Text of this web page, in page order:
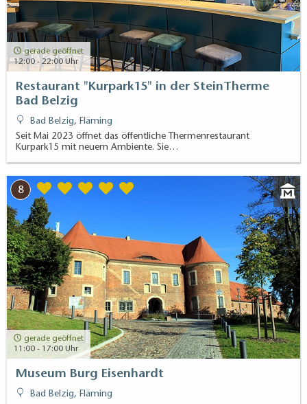
gerade geöffnet
12:00 - 22:00 Uhr
Restaurant "Kurpark15" in der SteinTherme
Bad Belzig
Bad Belzig, Fläming
Seit Mai 2023 öffnet das öffentliche Thermenrestaurant
Kurpark15 mit neuem Ambiente. Sie…
8
gerade geöffnet
11:00 - 17:00 Uhr
Museum Burg Eisenhardt
Bad Belzig, Fläming